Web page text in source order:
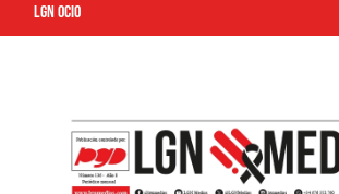
LGN ocio